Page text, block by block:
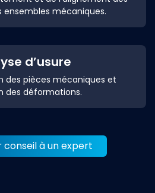
ensembles mécaniques.
d’usure
des pièces mécaniques et
des déformations.
conseil à un expert